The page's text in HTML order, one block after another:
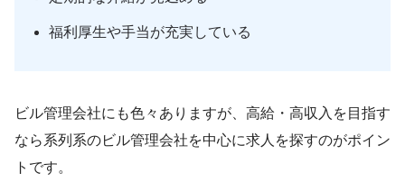
福利厚生や手当が充実している
ビル管理会社にも色々ありますが、高給・高収入を目指す
なら系列系のビル管理会社を中心に求人を探すのがポイン
トです。